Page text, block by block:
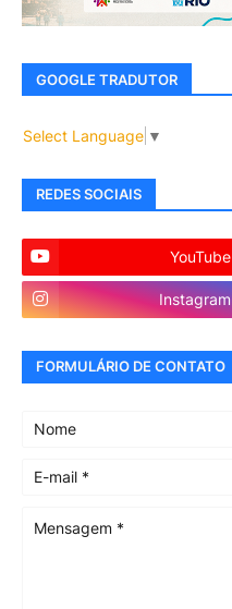
GOOGLE TRADUTOR
Select Language ▼
REDES SOCIAIS
YouTube
Instagram
FORMULÁRIO DE CONTATO